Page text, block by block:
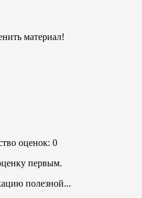
материал!
оценок: 0
первым.
полезной...